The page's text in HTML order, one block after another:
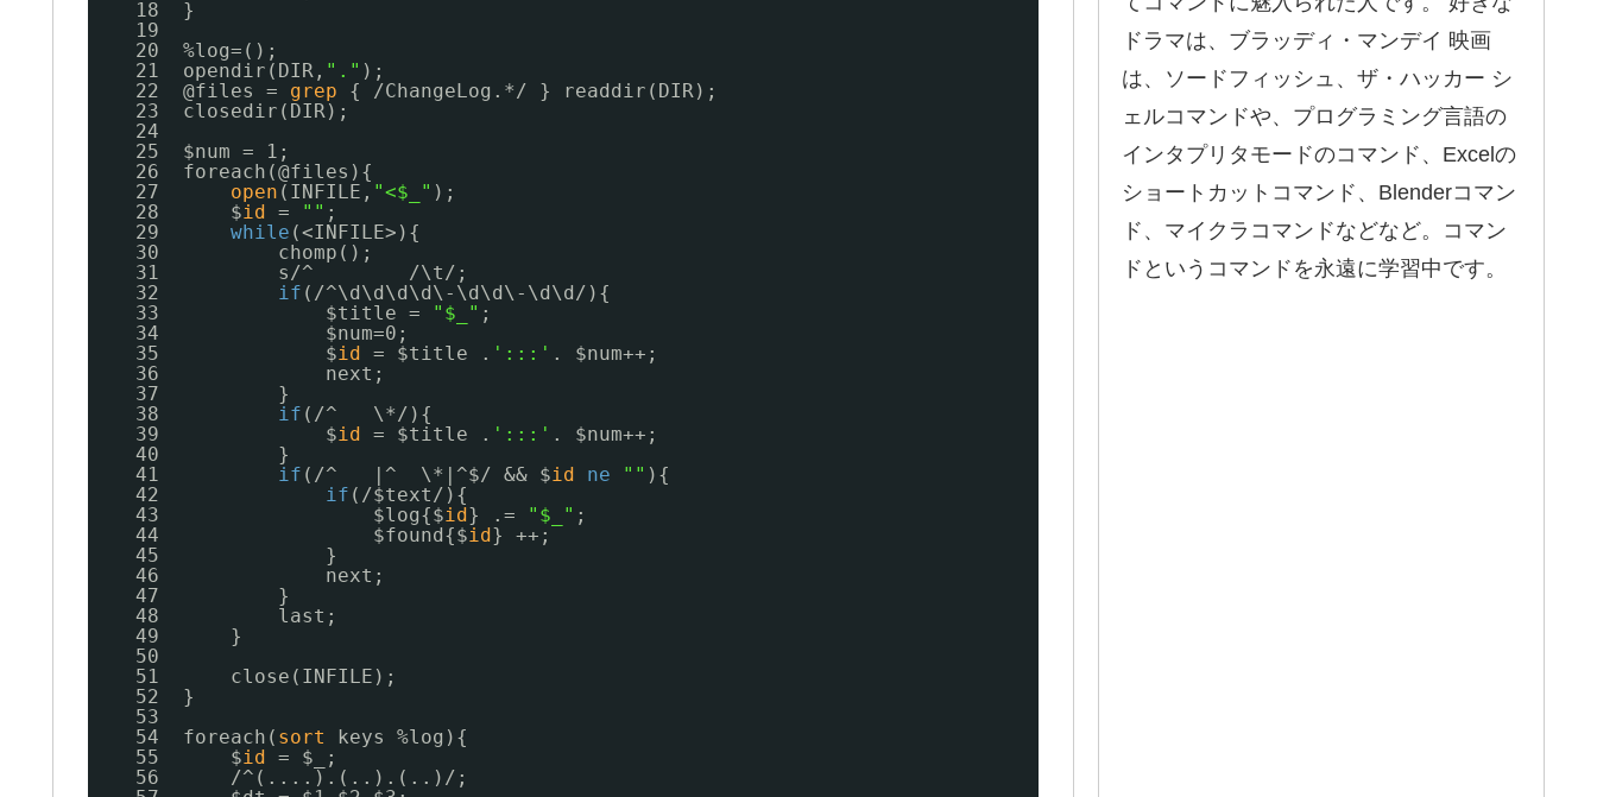
18  }
19
20  %log=();
21  opendir(DIR, "." );
22  @files = grep { /ChangeLog .*/ } readdir(DIR);
23  closedir(DIR);
24
25  $num = 1;
26  foreach(@files){
27 open (INFILE, "<$_" );
28      $id = "" ;
29 while (<INFILE>){
30          chomp();
31          s/^        /\t/;
32 if (/^\d\d\d\d\-\d\d\-\d\d/){
33              $title =
"$_" ;
34              $num=0;
35              $id = $title . ':::' . $num++;
36              next;
37          }
38 if (/^   \*/){
39              $id = $title . ':::' . $num++;
40          }
41 if (/^   |^  \*|^$/ && $id ne "" ){
42 if (/$text/){
43                  $log{$id } .= "$_" ;
44                  $found{$id } ++;
45              }
46              next;
47          }
48          last;
49      }
50
51      close(INFILE);
52  }
53
54  foreach( sort
keys %log){
55      $id
= $_;
56      /^(....).(..).(..)/;
ドラマは、ブラッディ・マンデイ 映画
は、ソードフィッシュ、ザ・ハッカー シ
ェルコマンドや、プログラミング言語の
インタプリタモードのコマンド、Excelの
ショートカットコマンド、Blenderコマン
ド、マイクラコマンドなどなど。コマン
ドというコマンドを永遠に学習中です。